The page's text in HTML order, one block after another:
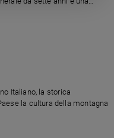
Italiano, la storica
la cultura della montagna